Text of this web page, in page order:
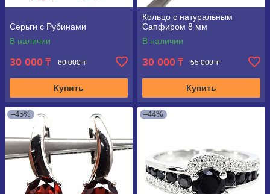
Серьги с Рубинами
В наличии
30 000 ₸ 60 000 ₸
Купить
Кольцо с натуральным
Сапфиром 8 мм
В наличии
30 000 ₸ 55 000 ₸
Купить
–45% –44%